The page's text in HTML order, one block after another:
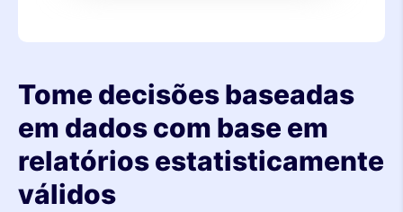
Tome decisões baseadas
em dados com base em
relatórios estatisticamente
válidos